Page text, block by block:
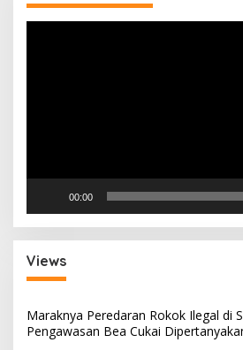
00:00
Views
Maraknya Peredaran Rokok Ilegal di
Pengawasan Bea Cukai